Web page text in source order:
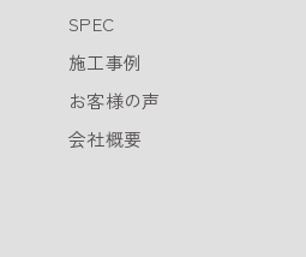
SPEC
施工事例
お客様の声
会社概要